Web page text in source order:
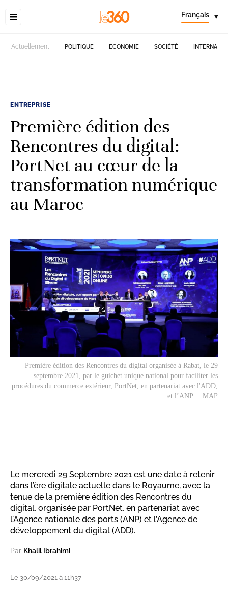
Français ▾
Actuellement POLITIQUE ECONOMIE SOCIÉTÉ
ENTREPRISE
Première édition des
Rencontres du digital:
PortNet au cœur de la
transformation numérique
au Maroc
Première édition des Rencontres du digital organisée à Rabat, le 29
septembre 2021, par le guichet unique national pour faciliter les
procédures du commerce extérieur, PortNet, en partenariat avec l'ADD,
et l’ANP. . MAP
Le mercredi 29 Septembre 2021 est une date à retenir
dans l’ère digitale actuelle dans le Royaume, avec la
tenue de la première édition des Rencontres du
digital, organisée par PortNet, en partenariat avec
l’Agence nationale des ports (ANP) et l’Agence de
développement du digital (ADD).
Par Khalil Ibrahimi
Le 30/09/2021 à 11h37